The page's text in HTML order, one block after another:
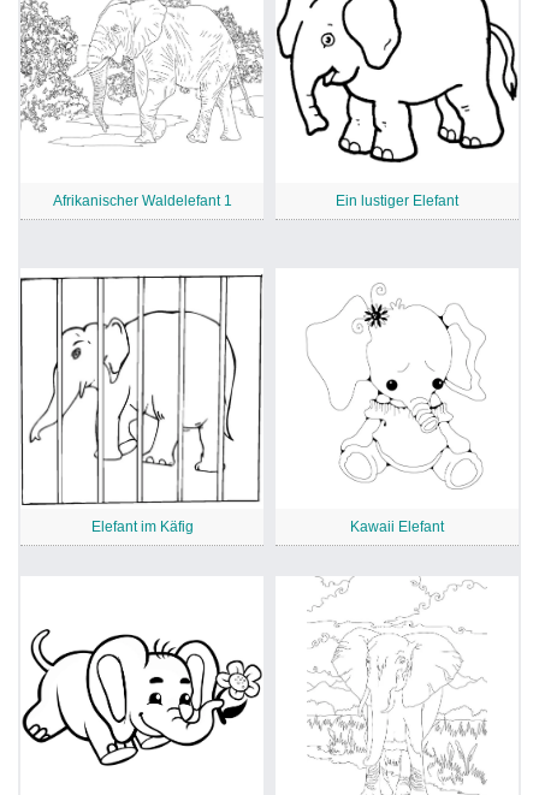
Afrikanischer Waldelefant 1 Ein lustiger Elefant
Elefant im Käfig Kawaii Elefant